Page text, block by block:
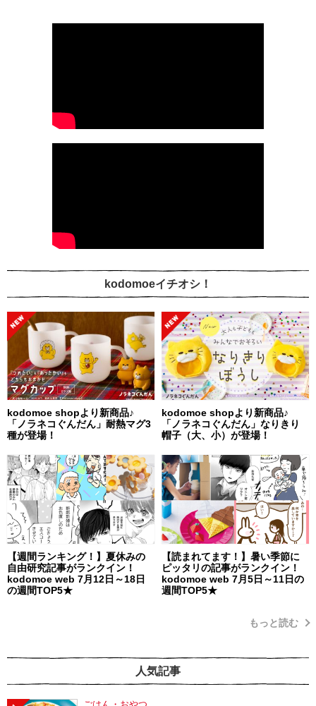
kodomoeイチオシ！
kodomoe shopより新商品♪
「ノラネコぐんだん」耐熱マグ3
種が登場！
kodomoe shopより新商品♪
「ノラネコぐんだん」なりきり
帽子（大、小）が登場！
【週間ランキング！】夏休みの
自由研究記事がランクイン！
kodomoe web 7月12日～18日
の週間TOP5★
【読まれてます！】暑い季節に
ピッタリの記事がランクイン！
kodomoe web 7月5日～11日の
週間TOP5★
もっと読む
人気記事